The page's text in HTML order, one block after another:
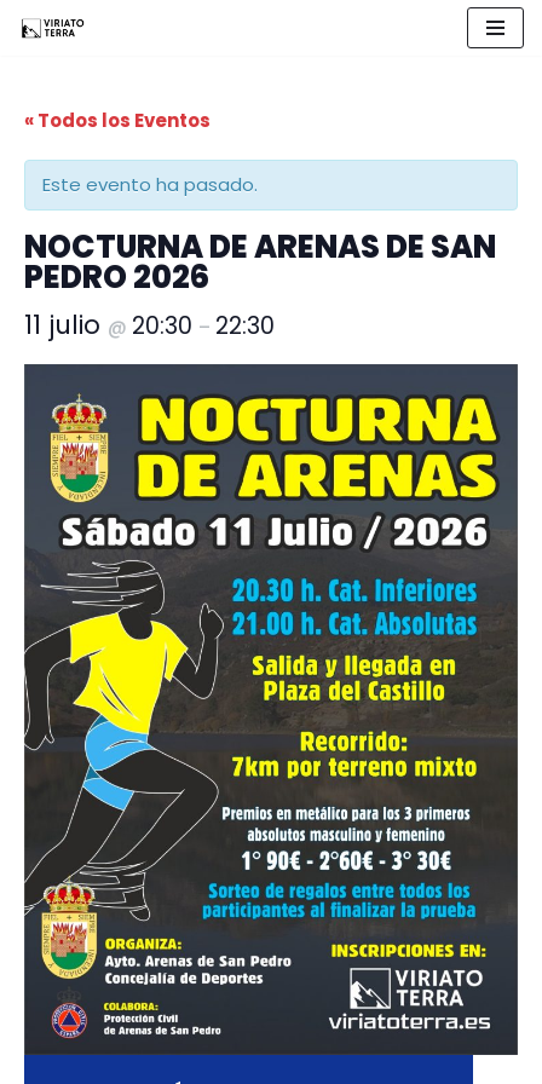
contenido
« Todos los Eventos
Este evento ha pasado.
NOCTURNA DE ARENAS DE SAN
PEDRO 2026
11 julio @ 20:30 – 22:30